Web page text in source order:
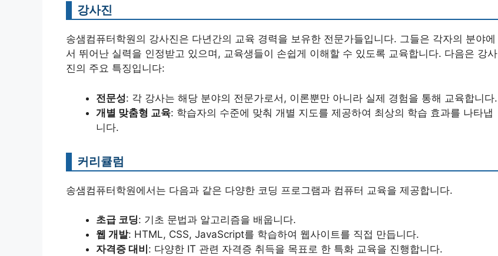
강사진
송샘컴퓨터학원의 강사진은 다년간의 교육 경력을 보유한 전문가들입니다. 그들은 각자의 분야에
서 뛰어난 실력을 인정받고 있으며, 교육생들이 손쉽게 이해할 수 있도록 교육합니다. 다음은 강사
진의 주요 특징입니다:
전문성: 각 강사는 해당 분야의 전문가로서, 이론뿐만 아니라 실제 경험을 통해 교육합니다.
개별 맞춤형 교육: 학습자의 수준에 맞춰 개별 지도를 제공하여 최상의 학습 효과를 나타냅
니다.
커리큘럼
송샘컴퓨터학원에서는 다음과 같은 다양한 코딩 프로그램과 컴퓨터 교육을 제공합니다.
초급 코딩: 기초 문법과 알고리즘을 배웁니다.
웹 개발: HTML, CSS, JavaScript를 학습하여 웹사이트를 직접 만듭니다.
자격증 대비 : 다양한 IT 관련 자격증 취득을 목표로 한 특화 교육을 진행합니다.